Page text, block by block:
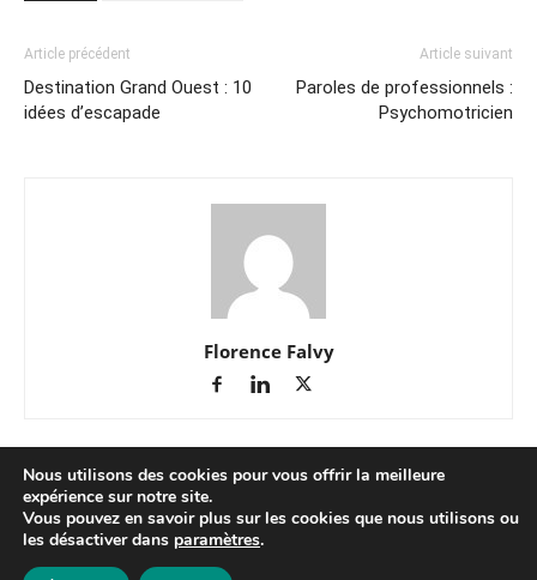
Article précédent
Destination Grand Ouest : 10
idées d’escapade
Article suivant
Paroles de professionnels :
Psychomotricien
Florence Falvy
Nous utilisons des cookies pour vous offrir la meilleure
expérience sur notre site.
Vous pouvez en savoir plus sur les cookies que nous utilisons ou
les désactiver dans paramètres.